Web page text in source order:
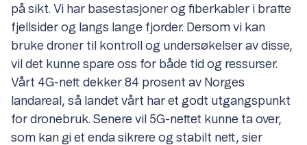
på sikt. Vi har basestasjoner og fiberkabler i bratte
fjellsider og langs lange fjorder. Dersom vi kan
bruke droner til kontroll og undersøkelser av disse,
vil det kunne spare oss for både tid og ressurser.
Vårt 4G-nett dekker 84 prosent av Norges
landareal, så landet vårt har et godt utgangspunkt
for dronebruk. Senere vil 5G-nettet kunne ta over,
som kan gi et enda sikrere og stabilt nett, sier